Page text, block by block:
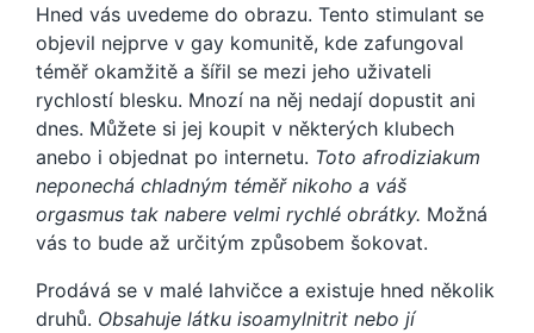
Hned vás uvedeme do obrazu. Tento stimulant se
objevil nejprve v gay komunitě, kde zafungoval
téměř okamžitě a šířil se mezi jeho uživateli
rychlostí blesku. Mnozí na něj nedají dopustit ani
dnes. Můžete si jej koupit v některých klubech
anebo i objednat po internetu. Toto afrodiziakum
neponechá chladným téměř nikoho a váš
orgasmus tak nabere velmi rychlé obrátky. Možná
vás to bude až určitým způsobem šokovat.
Prodává se v malé lahvičce a existuje hned několik
druhů. Obsahuje látku isoamylnitrit nebo jí